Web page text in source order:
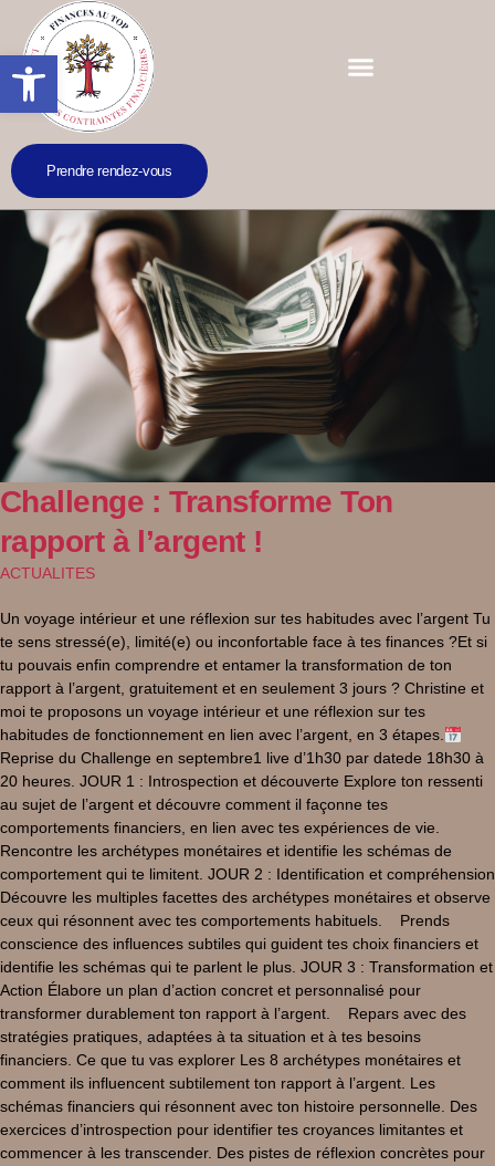
Ouvrir la barre d’outils
Prendre rendez-vous
Challenge : Transforme Ton
rapport à l’argent !
ACTUALITES
Un voyage intérieur et une réflexion sur tes habitudes avec l’argent Tu
te sens stressé(e), limité(e) ou inconfortable face à tes finances ?Et si
tu pouvais enfin comprendre et entamer la transformation de ton
rapport à l’argent, gratuitement et en seulement 3 jours ? Christine et
moi te proposons un voyage intérieur et une réflexion sur tes
habitudes de fonctionnement en lien avec l’argent, en 3 étapes.
Reprise du Challenge en septembre1 live d’1h30 par datede 18h30 à
20 heures. JOUR 1 : Introspection et découverte Explore ton ressenti
au sujet de l’argent et découvre comment il façonne tes
comportements financiers, en lien avec tes expériences de vie.
Rencontre les archétypes monétaires et identifie les schémas de
comportement qui te limitent. JOUR 2 : Identification et compréhension
Découvre les multiples facettes des archétypes monétaires et observe
ceux qui résonnent avec tes comportements habituels. Prends
conscience des influences subtiles qui guident tes choix financiers et
identifie les schémas qui te parlent le plus. JOUR 3 : Transformation et
Action Élabore un plan d’action concret et personnalisé pour
transformer durablement ton rapport à l’argent. Repars avec des
stratégies pratiques, adaptées à ta situation et à tes besoins
financiers. Ce que tu vas explorer Les 8 archétypes monétaires et
comment ils influencent subtilement ton rapport à l’argent. Les
schémas financiers qui résonnent avec ton histoire personnelle. Des
exercices d’introspection pour identifier tes croyances limitantes et
commencer à les transcender. Des pistes de réflexion concrètes pour